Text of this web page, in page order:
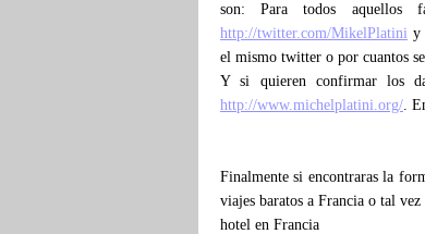
son: Para todos
http://twitter.com/MikelPlatini y
el mismo twitter o por cuantos
Y si quieren confirmar los
http://www.michelplatini.org/.
Finalmente si encontraras la
viajes baratos a Francia o tal
hotel en Francia